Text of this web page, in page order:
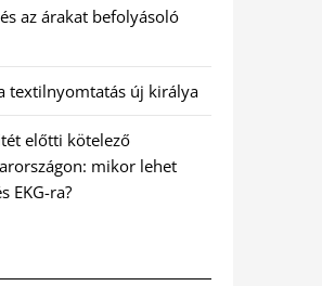
az árakat befolyásoló
textilnyomtatás új királya
előtti kötelező
mikor lehet
EKG-ra?